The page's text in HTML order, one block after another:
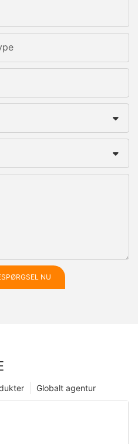
NU
Globalt agentur